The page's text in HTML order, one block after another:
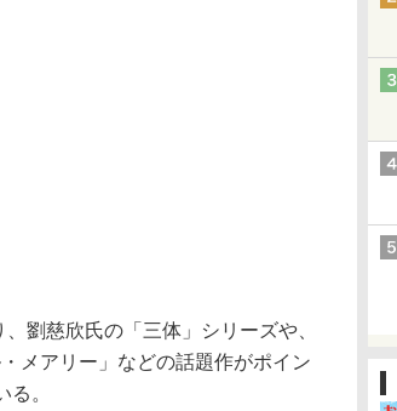
劉慈欣氏の「三体」シリーズや、
メアリー」などの話題作がポイン
。